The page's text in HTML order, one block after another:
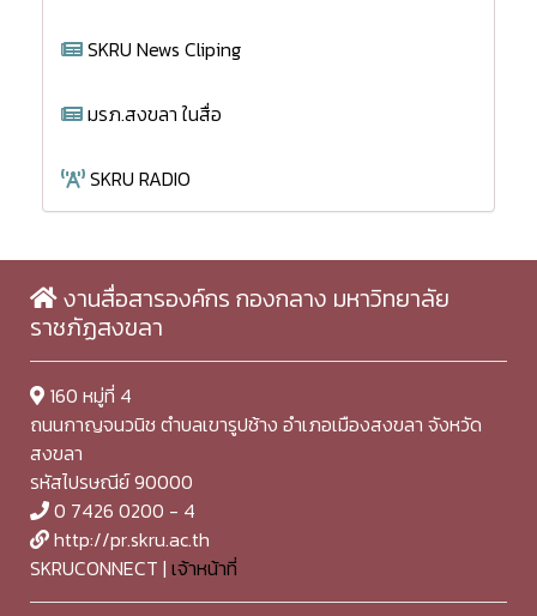
SKRU News Cliping
มรภ.สงขลา ในสื่อ
SKRU RADIO
งานสื่อสารองค์กร กองกลาง มหาวิทยาลัย
ราชภัฏสงขลา
160 หมู่ที่ 4
ถนนกาญจนวนิช ตำบลเขารูปช้าง อำเภอเมืองสงขลา จังหวัด
สงขลา
รหัสไปรษณีย์ 90000
0 7426 0200 - 4
http://pr.skru.ac.th
SKRUCONNECT | เจ้าหน้าที่